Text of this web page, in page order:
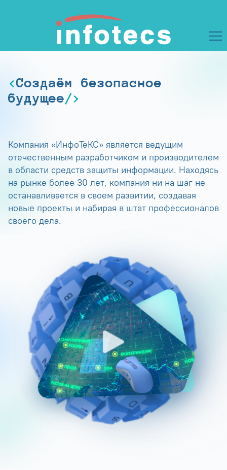
Создаём безопасное
будущее
Компания «ИнфоТеКС» является ведущим
отечественным разработчиком и производителем
в области средств защиты информации. Находясь
на рынке более 30 лет, компания ни на шаг не
останавливается в своем развитии, создавая
новые проекты и набирая в штат профессионалов
своего дела.